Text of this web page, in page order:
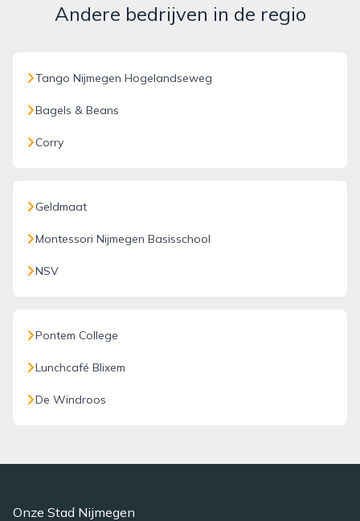
Andere bedrijven in de regio
Tango Nijmegen Hogelandseweg
Bagels & Beans
Corry
Geldmaat
Montessori Nijmegen Basisschool
NSV
Pontem College
Lunchcafé Blixem
De Windroos
Onze Stad Nijmegen